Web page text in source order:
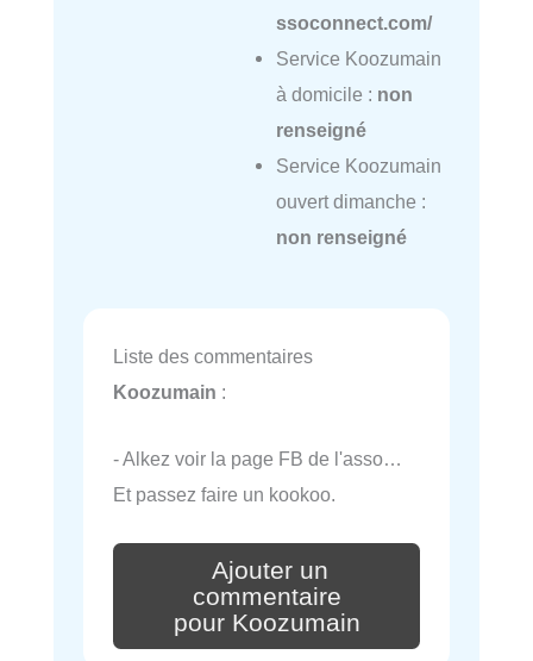
ssoconnect.com/
Service Koozumain
à domicile : non
renseigné
Service Koozumain
ouvert dimanche :
non renseigné
Liste des commentaires
Koozumain :
- Alkez voir la page FB de l'asso…
Et passez faire un kookoo.
Ajouter un
commentaire
pour Koozumain